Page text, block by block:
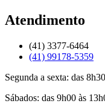
Atendimento
(41) 3377-6464
(41) 99178-5359
Segunda a sexta: das
Sábados: das 9h00 às